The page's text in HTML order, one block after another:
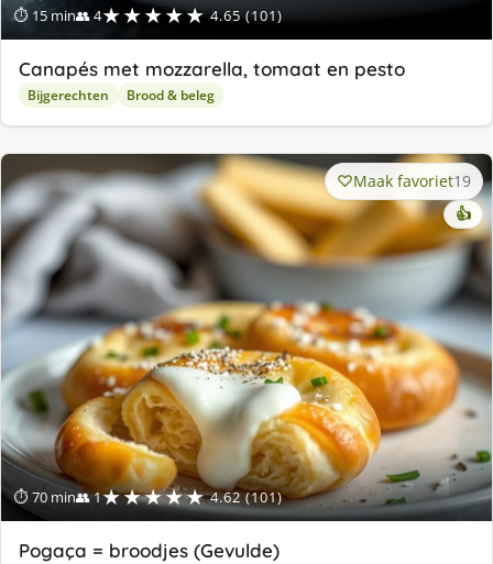
⏱ 15 min👥 4★★★★★ 4.65 (101)
Canapés met mozzarella, tomaat en pesto
Bijgerechten Brood & beleg
⏱ 70 min👥 1★★★★★ 4.62 (101)
Maak favoriet19
👍
Pogaça = broodjes (Gevulde)